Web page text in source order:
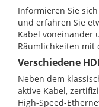
Informieren Sie
und erfahren Sie
Kabel voneinander
Räumlichkeiten mit
Verschiedene
Neben dem
aktive Kabel,
High-Speed-